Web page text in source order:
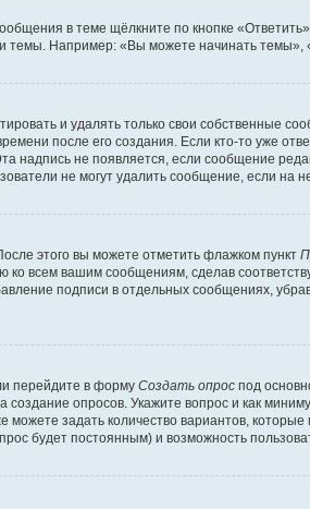
в теме щёлкните по кнопке
темы. Например: «Вы можете начинать
и удалять только свои собственные
после его создания. Если кто-то уже
надпись не появляется, если сообщение
не могут удалить сообщение, если на
этого вы можете отметить флажком пункт
всем вашим сообщениям, сделав
подписи в отдельных сообщениях,
перейдите в форму Создать опрос под
опросов. Укажите вопрос и как
задать количество вариантов,
будет постоянным) и возможность